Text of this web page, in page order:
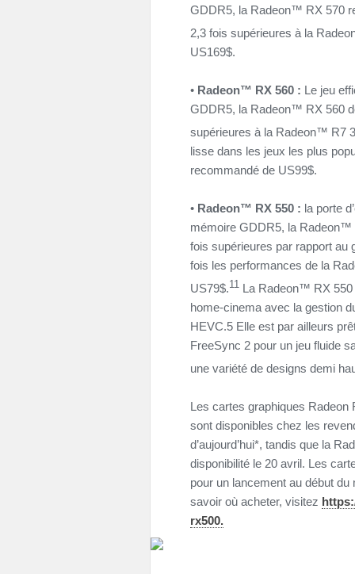
GDDR5, la Radeon™ RX 570
2,3 fois supérieures à la
US169$.
• Radeon™ RX 560 : Le jeu
GDDR5, la Radeon™ RX 560
supérieures à la Radeon™ R7
lisse dans les jeux les plus
recommandé de US99$.
• Radeon™ RX 550 : la porte
mémoire GDDR5, la Radeon™
fois supérieures par rapport au
fois les performances de la
US79$.11 La Radeon™ RX 550
home-cinema avec la gestion
HEVC.5 Elle est par ailleurs
FreeSync 2 pour un jeu fluide
une variété de designs demi
Les cartes graphiques Radeon
sont disponibles chez les
d’aujourd’hui*, tandis que la
disponibilité le 20 avril. Les
pour un lancement au début
savoir où acheter, visitez
rx500.